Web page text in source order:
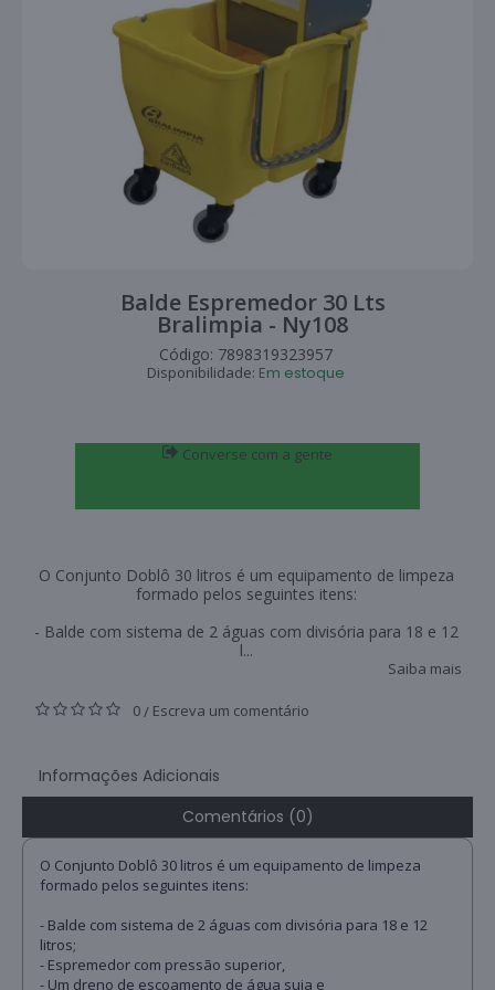
Balde Espremedor 30 Lts
Bralimpia - Ny108
Código: 7898319323957
Disponibilidade: Em estoque
Converse com a gente
O Conjunto Doblô 30 litros é um equipamento de limpeza
formado pelos seguintes itens:
- Balde com sistema de 2 águas com divisória para 18 e 12
l...
Saiba mais
0 / Escreva um comentário
Informações Adicionais
Comentários (0)
O Conjunto Doblô 30 litros é um equipamento de limpeza
formado pelos seguintes itens:
- Balde com sistema de 2 águas com divisória para 18 e 12
litros;
- Espremedor com pressão superior,
- Um dreno de escoamento de água suja e